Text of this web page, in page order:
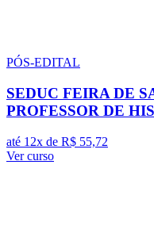
PÓS-EDITAL
SEDUC FEIRA DE
PROFESSOR DE
até 12x de R$ 55,72
Ver curso